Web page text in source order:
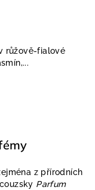
růžově-fialové
z přírodních
Parfum